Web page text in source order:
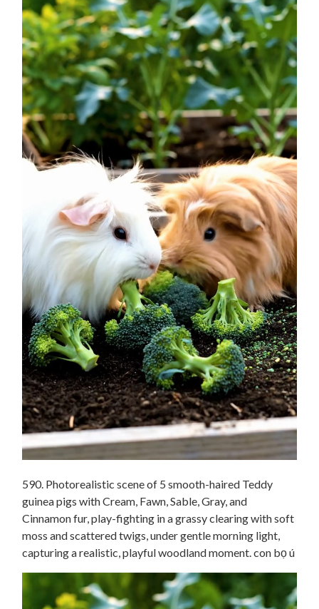
590. Photorealistic scene of 5 smooth-haired Teddy
guinea pigs with Cream, Fawn, Sable, Gray, and
Cinnamon fur, play-fighting in a grassy clearing with soft
moss and scattered twigs, under gentle morning light,
capturing a realistic, playful woodland moment. con bọ ú